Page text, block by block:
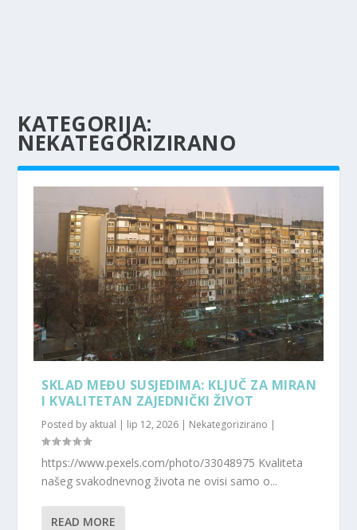
KATEGORIJA:
NEKATEGORIZIRANO
SKLAD MEĐU SUSJEDIMA: KLJUČ ZA MIRAN
I KVALITETAN ZAJEDNIČKI ŽIVOT
Posted by aktual | lip 12, 2026 | Nekategorizirano |
https://www.pexels.com/photo/33048975 Kvaliteta
našeg svakodnevnog života ne ovisi samo o...
READ MORE